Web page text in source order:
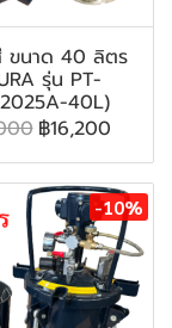
ขนาด 40 ลิตร
รุ่น PT-
40L)
฿16,200
-10%